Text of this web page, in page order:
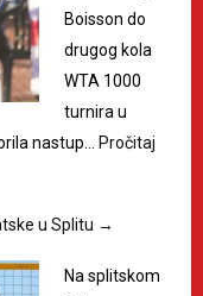
Boisson do
drugog kola
WTA 1000
turnira u
nastup… Pročitaj
u Splitu →
Na splitskom